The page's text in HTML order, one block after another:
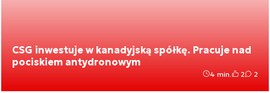
CSG inwestuje w kanadyjską spółkę. Pracuje nad
pociskiem antydronowym
4 min. 2 2